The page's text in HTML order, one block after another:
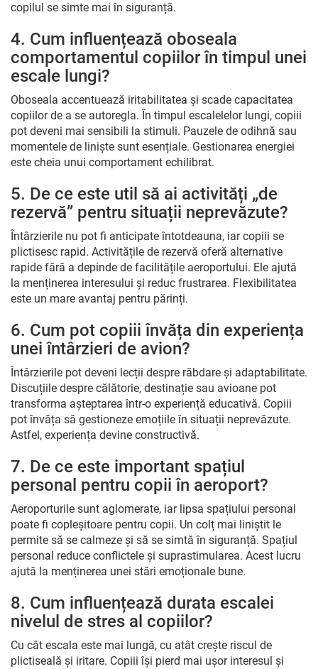
copilul se simte mai în siguranță.
4. Cum influențează oboseala
comportamentul copiilor în timpul unei
escale lungi?
Oboseala accentuează iritabilitatea și scade capacitatea
copiilor de a se autoregla. În timpul escalelelor lungi, copiii
pot deveni mai sensibili la stimuli. Pauzele de odihnă sau
momentele de liniște sunt esențiale. Gestionarea energiei
este cheia unui comportament echilibrat.
5. De ce este util să ai activități „de
rezervă” pentru situații neprevăzute?
Întârzierile nu pot fi anticipate întotdeauna, iar copiii se
plictisesc rapid. Activitățile de rezervă oferă alternative
rapide fără a depinde de facilitățile aeroportului. Ele ajută
la menținerea interesului și reduc frustrarea. Flexibilitatea
este un mare avantaj pentru părinți.
6. Cum pot copiii învăța din experiența
unei întârzieri de avion?
Întârzierile pot deveni lecții despre răbdare și adaptabilitate.
Discuțiile despre călătorie, destinație sau avioane pot
transforma așteptarea într-o experiență educativă. Copiii
pot învăța să gestioneze emoțiile în situații neprevăzute.
Astfel, experiența devine constructivă.
7. De ce este important spațiul
personal pentru copii în aeroport?
Aeroporturile sunt aglomerate, iar lipsa spațiului personal
poate fi copleșitoare pentru copii. Un colț mai liniștit le
permite să se calmeze și să se simtă în siguranță. Spațiul
personal reduce conflictele și suprastimularea. Acest lucru
ajută la menținerea unei stări emoționale bune.
8. Cum influențează durata escalei
nivelul de stres al copiilor?
Cu cât escala este mai lungă, cu atât crește riscul de
plictiseală și iritare. Copiii își pierd mai ușor interesul și